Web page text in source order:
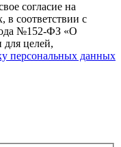
согласие на
в соответствии с
№152-ФЗ «О
целей,
персональных данных